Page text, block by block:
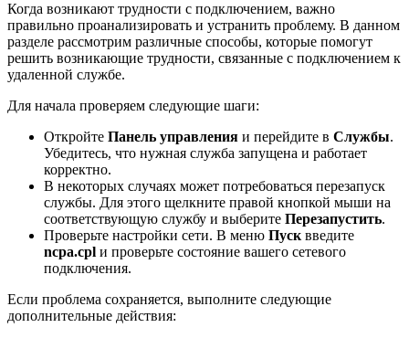
Когда возникают трудности с подключением, важно
правильно проанализировать и устранить проблему. В данном
разделе рассмотрим различные способы, которые помогут
решить возникающие трудности, связанные с подключением к
удаленной службе.
Для начала проверяем следующие шаги:
Откройте Панель управления и перейдите в Службы.
Убедитесь, что нужная служба запущена и работает
корректно.
В некоторых случаях может потребоваться перезапуск
службы. Для этого щелкните правой кнопкой мыши на
соответствующую службу и выберите Перезапустить.
Проверьте настройки сети. В меню Пусквведите
ncpa.cpl и проверьте состояние вашего сетевого
подключения.
Если проблема сохраняется, выполните следующие
дополнительные действия: